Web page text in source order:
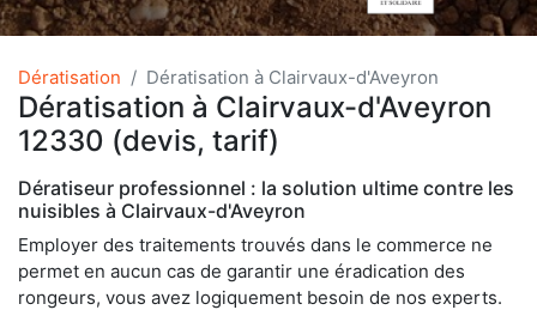
Dératisation Dératisation à Clairvaux-d'Aveyron
Dératisation à Clairvaux-d'Aveyron
12330 (devis, tarif)
Dératiseur professionnel : la solution ultime contre les
nuisibles à Clairvaux-d'Aveyron
Employer des traitements trouvés dans le commerce ne
permet en aucun cas de garantir une éradication des
rongeurs, vous avez logiquement besoin de nos experts.